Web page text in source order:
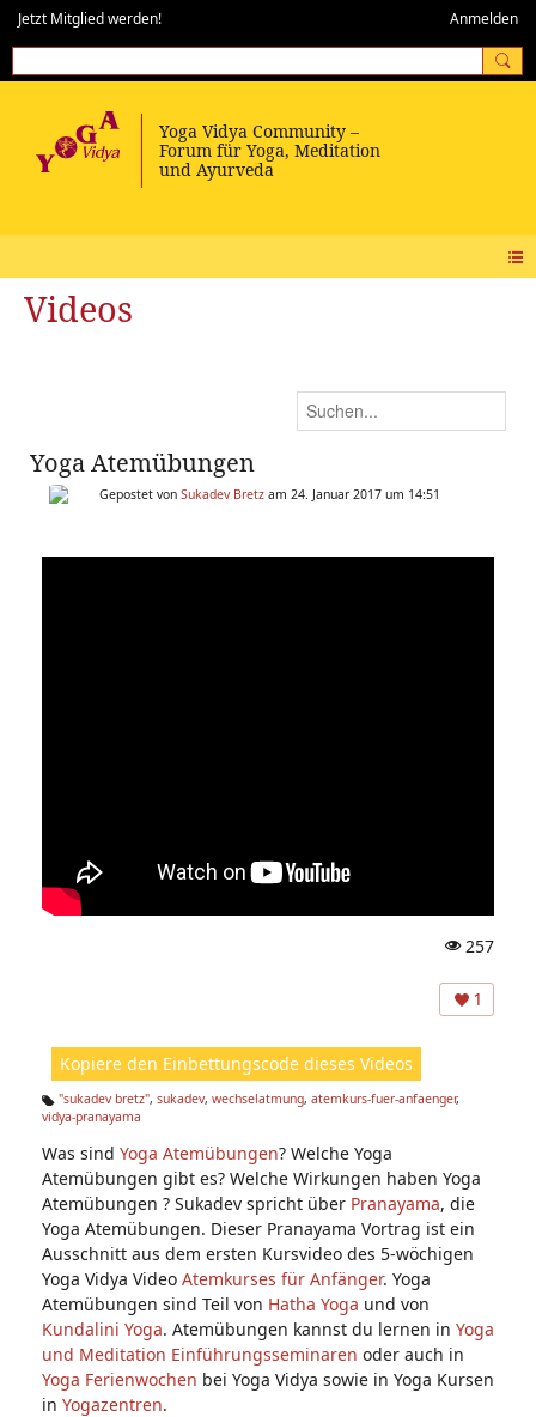
Jetzt Mitglied werden! Anmelden
Videos
Yoga Atemübungen
Gepostet von Sukadev Bretz am 24. Januar 2017 um 14:51
ns
ic
n:
257
1
Kopiere den Einbettungscode dieses Videos
Ta
s:
"sukadev bretz", sukadev, wechselatmung, atemkurs-fuer-anfaenger,
vidya-pranayama
Was sind Yoga Atemübungen? Welche Yoga
Atemübungen gibt es? Welche Wirkungen haben Yoga
Atemübungen ? Sukadev spricht über Pranayama, die
Yoga Atemübungen. Dieser Pranayama Vortrag ist ein
Ausschnitt aus dem ersten Kursvideo des 5-wöchigen
Yoga Vidya Video Atemkurses für Anfänger. Yoga
Atemübungen sind Teil von Hatha Yoga und von
Kundalini Yoga. Atemübungen kannst du lernen in Yoga
und Meditation Einführungsseminaren oder auch in
Yoga Ferienwochen bei Yoga Vidya sowie in Yoga Kursen
in Yogazentren.